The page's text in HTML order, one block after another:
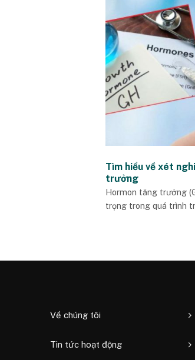
Tìm hiểu về xét
trưởng
Hormon tăng trưởng
trọng trong quá trình
Về chúng tôi
Tin tức hoạt động